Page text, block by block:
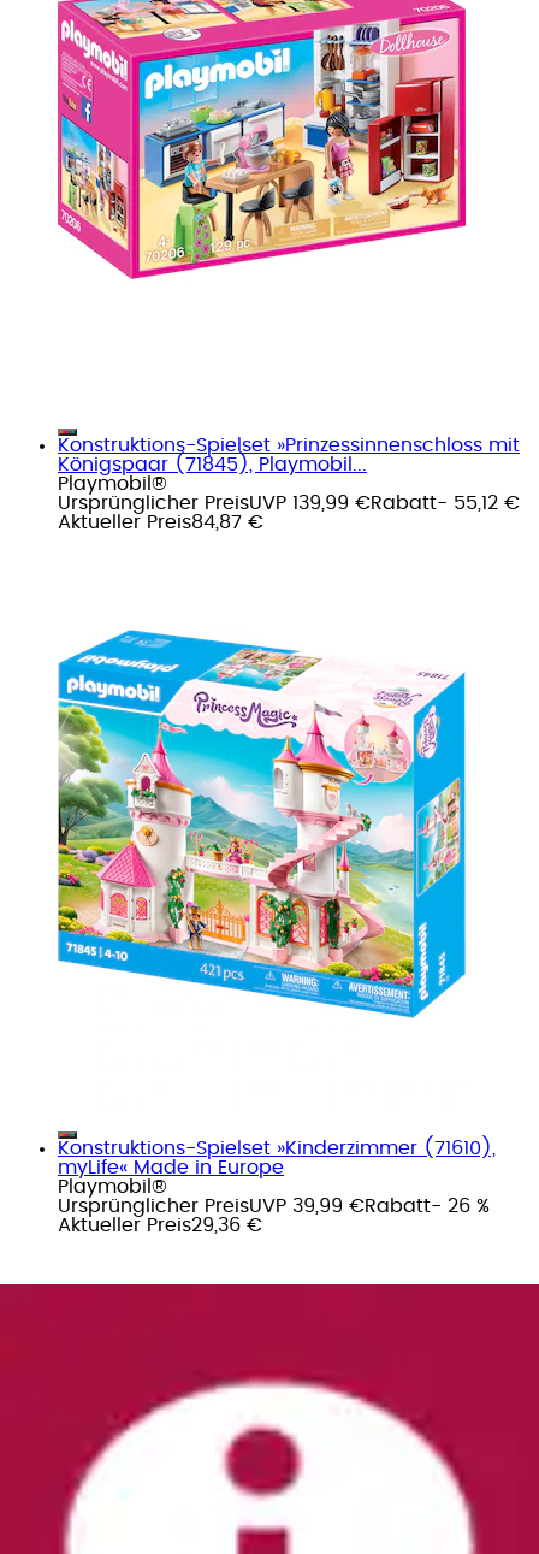
Konstruktions-Spielset »Prinzessinnenschloss mit
Königspaar (71845), Playmobil...
Playmobil®
Ursprünglicher PreisUVP 139,99 €Rabatt- 55,12 €
Aktueller Preis84,87 €
Konstruktions-Spielset »Kinderzimmer (71610),
myLife« Made in Europe
Playmobil®
Ursprünglicher PreisUVP 39,99 €Rabatt- 26 %
Aktueller Preis29,36 €